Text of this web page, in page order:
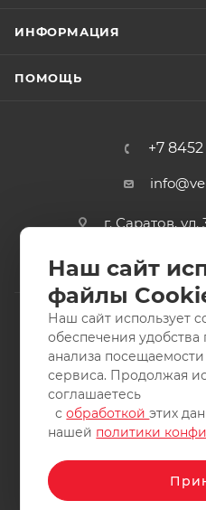
ИНФОРМАЦИЯ
ПОМОЩЬ
+7
г. Саратов, ул.
2011-2026 © интернет-
ВелоСаратов. Не является
защищены.
Наш сайт
файлы
Наш сайт использует
обеспечения удобства
анализа
сервиса. Продолжая
соглашаетесь
собработкойэтих
нашей политики